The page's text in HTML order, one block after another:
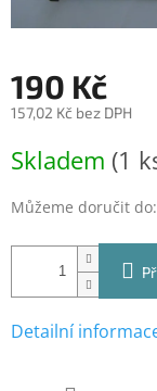
190 Kč
157,02 Kč bez DPH
cena:
Skladem (1
Můžeme doručit do:
Detailní